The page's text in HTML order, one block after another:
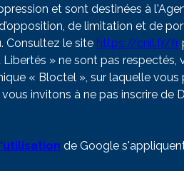
et sont destinées à
de limitation et de
Consultez le site https://cnil.fr/fr
» ne sont pas respectés,
« Bloctel », sur laquelle vous
invitons à ne pas inscrire de
de Google